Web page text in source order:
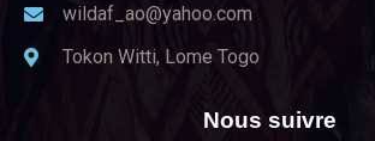
wildaf_ao@yahoo.com
Tokon Witti, Lome Togo
Nous suivre